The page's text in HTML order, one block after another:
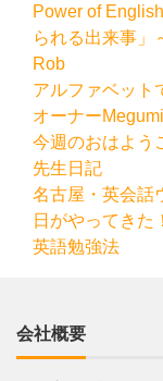
Power of
られる出来事」
Rob
アルファベット
オーナー
今週のおはよう
先生日記
名古屋・英会話
日がやってきた！
英語勉強法
会社概要